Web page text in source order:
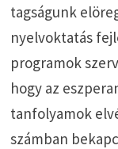
tagságunk
nyelvoktatás
programok
hogy az
tanfolyamok
számban